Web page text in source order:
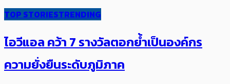
TOP STORIESTRENDING
ไอวีแอล คว้า 7 รางวัลตอกย้ำเป็นองค์กร
ความยั่งยืนระดับภูมิภาค